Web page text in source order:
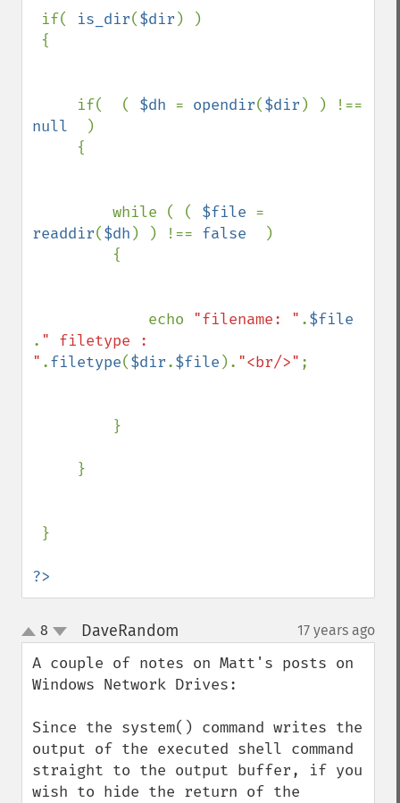
if( is_dir($dir ) )
     if(  (
$dh = opendir($dir
null
)
         while ( (
$file
readdir($dh ) ) !== false
)
             echo
"filename: " .
. " filetype :
" .filetype($dir.$file ). "<br/>" ;
?>
up
down
8 DaveRandom 17 years ago
A couple of notes on Matt's posts on
Windows Network Drives:
Since the system() command writes the
output of the executed shell command
straight to the output buffer, if you
wish to hide the return of the